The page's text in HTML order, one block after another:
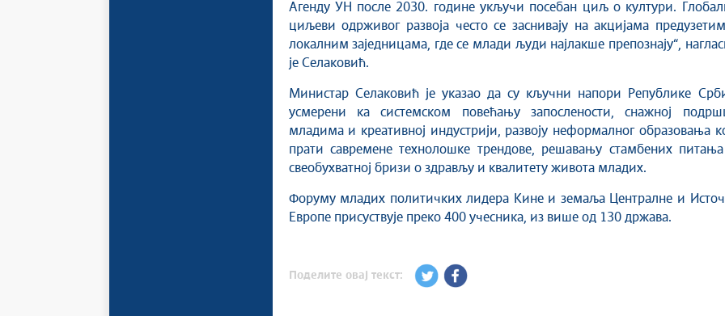
Агенду УН после 2030. године укључи посебан циљ о култури.
циљеви одрживог развоја често се заснивају на акцијама
локалним заједницама, где се млади људи најлакше препознају“,
је Селаковић.
Министар Селаковић је указао да су кључни напори Републике
усмерени ка системском повећању запослености, снажној
младима и креативној индустрији, развоју неформалног образовања
прати савремене технолошке трендове, решавању стамбених
свеобухватној бризи о здрављу и квалитету живота младих.
Форуму младих политичких лидера Кине и земаља Централне и
Европе присуствује преко 400 учесника, из више од 130 држава.
Поделите овај текст: